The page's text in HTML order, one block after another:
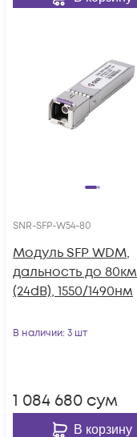
SNR-SFP-W54-80
Модуль SFP WDM,
дальность до 80км
(24dB), 1550/1490нм
В наличии: 3 шт
1 084 680 сум
В корзину